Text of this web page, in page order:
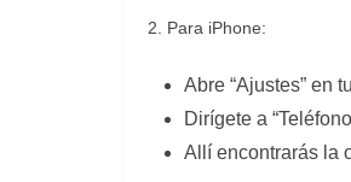
2. Para iPhone:
Abre “Ajustes” en
Dirígete a
Allí encontrarás la